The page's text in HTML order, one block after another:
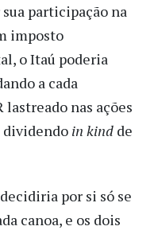
participação na
imposto
o Itaú poderia
a cada
lastreado nas ações
dividendo in kind de
por si só se
canoa, e os dois